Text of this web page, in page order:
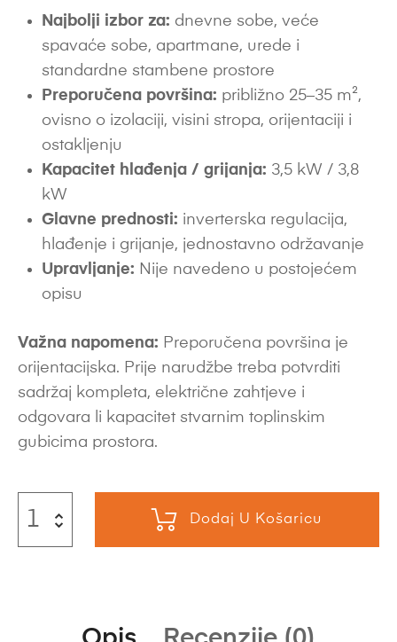
Najbolji izbor za: dnevne sobe, veće
spavaće sobe, apartmane, urede i
standardne stambene prostore
Preporučena površina: približno 25–35 m²,
ovisno o izolaciji, visini stropa, orijentaciji i
ostakljenju
Kapacitet hlađenja / grijanja: 3,5 kW / 3,8
kW
Glavne prednosti: inverterska regulacija,
hlađenje i grijanje, jednostavno održavanje
Upravljanje: Nije navedeno u postojećem
opisu
Važna napomena: Preporučena površina je
orijentacijska. Prije narudžbe treba potvrditi
sadržaj kompleta, električne zahtjeve i
odgovara li kapacitet stvarnim toplinskim
gubicima prostora.
Dodaj U Košaricu